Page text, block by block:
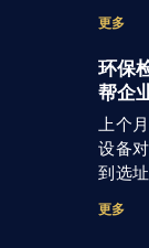
更多
环保
帮企
上个
设备
到选
更多